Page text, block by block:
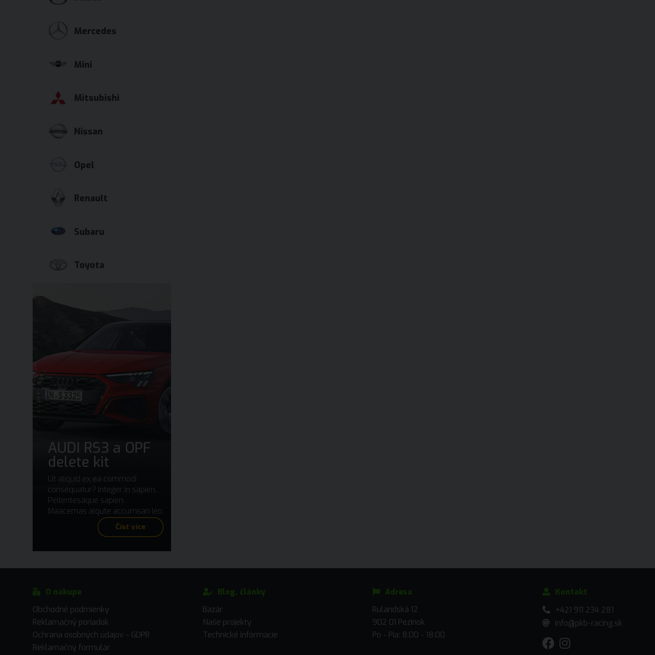
Mercedes
Mini
Mitsubishi
Nissan
Opel
Renault
Subaru
Toyota
AUDI RS3 a OPF
delete kit
Ut aliquid ex ea commodi
consequatur? Integer in sapien.
Pellentesaque sapien.
Maacemas alqute accumsan leo.
Číst více
O nákupe
Obchodné podmienky
Reklamačný poriadok
Ochrana osobných údajov - GDPR
Reklamačný formulár
Blog, články
Bazár
Naše projekty
Technické informácie
Adresa
Rulandská 12
902 01 Pezinok
Po - Pia: 8:00 - 18:00
Kontakt
+421 911 234 281
info@pkb-racing.sk